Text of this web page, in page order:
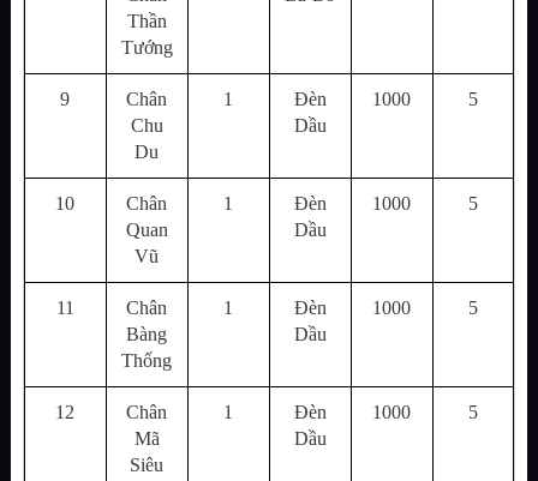
Thần
Tướng
9
Chân
Chu
Du
1
Đèn
Dầu
1000 5
10
Chân
Quan
Vũ
1
Đèn
Dầu
1000 5
11
Chân
Bàng
Thống
1
Đèn
Dầu
1000 5
12
Chân
Mã
Siêu
1
Đèn
Dầu
1000 5